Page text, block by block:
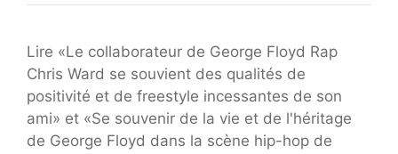
Lire «Le collaborateur de George Floyd Rap
Chris Ward se souvient des qualités de
positivité et de freestyle incessantes de son
ami» et «Se souvenir de la vie et de l'héritage
de George Floyd dans la scène hip-hop de